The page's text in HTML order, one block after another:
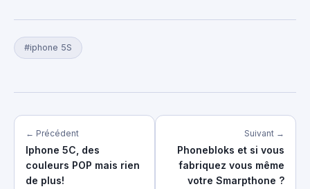
#iphone 5S
← Précédent
Iphone 5C, des
couleurs POP mais rien
de plus!
Suivant →
Phonebloks et si vous
fabriquez vous même
votre Smarpthone ?